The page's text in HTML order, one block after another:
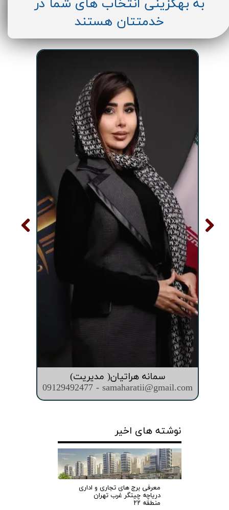
سمانه هراتیان( مدیریت)
09129492477 - samaharatii@gmail.com
به بهگزینی انتخاب های شما در
خدمتتان هستند
نوشته های اخیر
معرفی برج های تجاری و اداری
دریاچه چیتگر غرب تهران
منطقه ۲۲